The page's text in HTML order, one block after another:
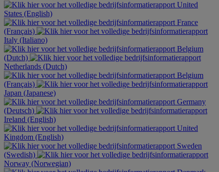
United
States (English)
France
(Français)
Italy (Italiano)
Belgium
(Dutch)
Netherlands (Dutch)
Belgium
(Français)
Japan (Japanese)
Germany
(Deutsch)
Ireland (English)
United
Kingdom (English)
Sweden
(Swedish)
Norway (Norwegian)